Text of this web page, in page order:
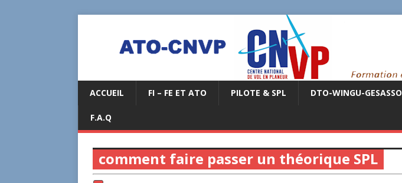
ACCUEIL FI – FE ET ATO PILOTE & SPL DTO-WINGU-GESASSO
F.A.Q
comment faire passer un théorique SPL